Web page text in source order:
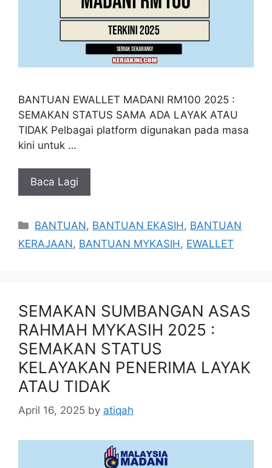
BANTUAN EWALLET MADANI RM100 2025 :
SEMAKAN STATUS SAMA ADA LAYAK ATAU
TIDAK Pelbagai platform digunakan pada masa
kini untuk …
Baca Lagi
Categories
BANTUAN, BANTUAN EKASIH, BANTUAN
KERAJAAN, BANTUAN MYKASIH, EWALLET
SEMAKAN SUMBANGAN ASAS
RAHMAH MYKASIH 2025 :
SEMAKAN STATUS
KELAYAKAN PENERIMA LAYAK
ATAU TIDAK
April 16, 2025 by atiqah